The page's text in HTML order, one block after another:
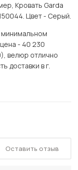
Кровать Garda
Цвет - Серый.
- 40 230
велюр отлично
доставки в г.
Оставить отзыв